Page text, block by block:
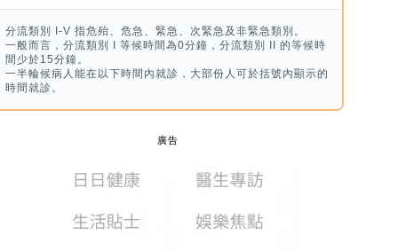
分流類別 I-V 指危殆、危急、緊急、次緊急及非緊急類別。
一般而言，分流類別 I 等候時間為0分鐘，分流類別 II 的等候時
間少於15分鐘。
一半輪候病人能在以下時間內就診，大部份人可於括號內顯示的
時間就診。
廣告